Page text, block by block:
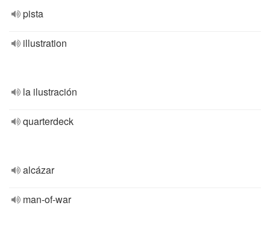
pista
illustration
la ilustración
quarterdeck
alcázar
man-of-war